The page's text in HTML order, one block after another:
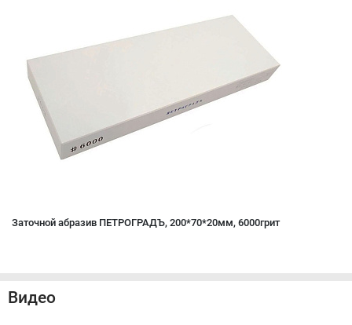
Заточной абразив ПЕТРОГРАДЪ, 200*70*20мм, 6000грит
Видео